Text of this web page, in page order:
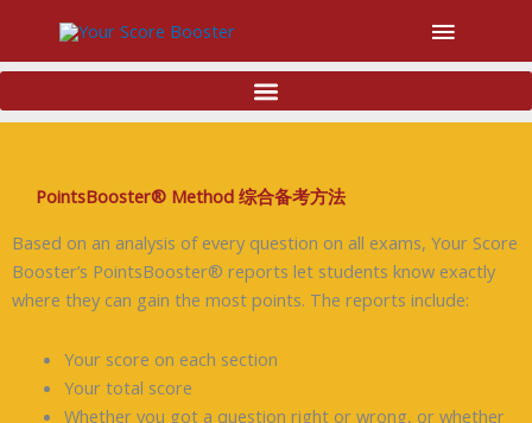
主
菜
单
PointsBooster® Method 综合备考方法
Based on an analysis of every question on all exams, Your Score
Booster’s PointsBooster® reports let students know exactly
where they can gain the most points. The reports include:
Your score on each section
Your total score
Whether you got a question right or wrong, or whether